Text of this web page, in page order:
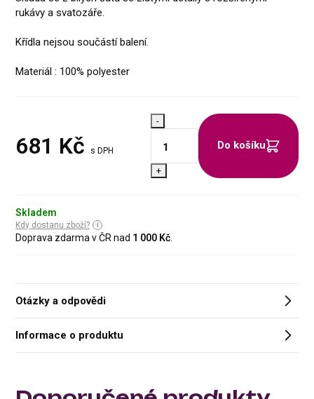
rukávy a svatozáře.
Křídla nejsou součástí balení.
Materiál : 100% polyester
681 Kč s DPH
-
+
Do košíku
Skladem
Kdy dostanu zboží?
Doprava zdarma v ČR nad 1 000 Kč
Otázky a odpovědi
Informace o produktu